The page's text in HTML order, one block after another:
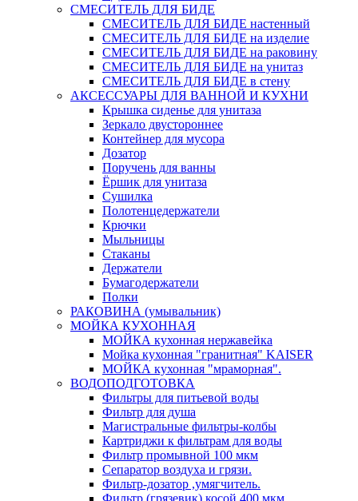
СМЕСИТЕЛЬ ДЛЯ БИДЕ
СМЕСИТЕЛЬ ДЛЯ БИДЕ настенный
СМЕСИТЕЛЬ ДЛЯ БИДЕ на изделие
СМЕСИТЕЛЬ ДЛЯ БИДЕ на раковину
СМЕСИТЕЛЬ ДЛЯ БИДЕ на унитаз
СМЕСИТЕЛЬ ДЛЯ БИДЕ в стену
АКСЕССУАРЫ ДЛЯ ВАННОЙ И КУХНИ
Крышка сиденье для унитаза
Зеркало двустороннее
Контейнер для мусора
Дозатор
Поручень для ванны
Ёршик для унитаза
Сушилка
Полотенцедержатели
Крючки
Мыльницы
Стаканы
Держатели
Бумагодержатели
Полки
РАКОВИНА (умывальник)
МОЙКА КУХОННАЯ
МОЙКА кухонная нержавейка
Мойка кухонная "гранитная" KAISER
МОЙКА кухонная "мраморная".
ВОДОПОДГОТОВКА
Фильтры для питьевой воды
Фильтр для душа
Магистральные фильтры-колбы
Картриджи к фильтрам для воды
Фильтр промывной 100 мкм
Сепаратор воздуха и грязи.
Фильтр-дозатор ,умягчитель.
Фильтр (грязевик) косой 400 мкм